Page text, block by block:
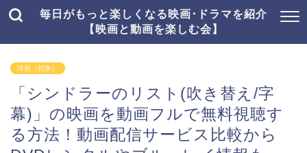
毎日がもっと楽しくなる映画･ドラマを紹介
【映画と動画を楽しむ会】
洋画（戦争）
「シンドラーのリスト(吹き替え/字
幕)」の映画を動画フルで無料視聴す
る方法！動画配信サービス比較から